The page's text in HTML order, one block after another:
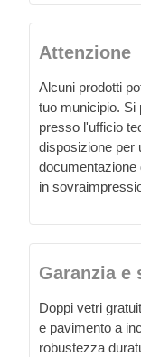
Attenzione
Alcuni prodotti
tuo municipio. Si
presso l'ufficio
disposizione per
documentazione
in
Garanzia e
Doppi vetri
e pavimento a
robustezza